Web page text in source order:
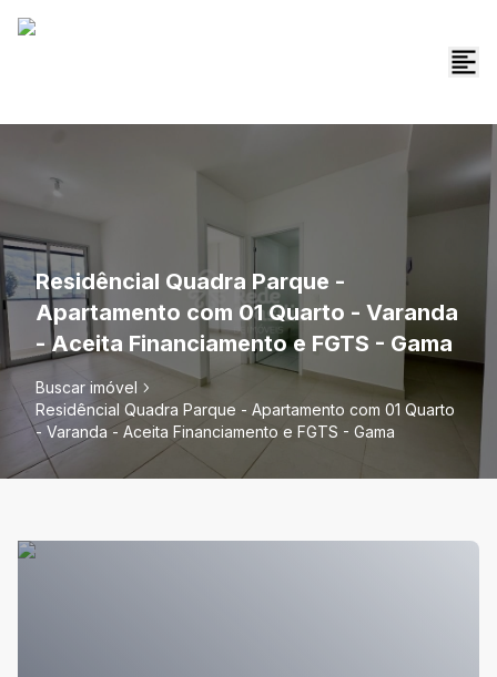
Residêncial Quadra Parque -
Apartamento com 01 Quarto - Varanda
- Aceita Financiamento e FGTS - Gama
Buscar imóvel
Residêncial Quadra Parque - Apartamento com 01 Quarto
- Varanda - Aceita Financiamento e FGTS - Gama